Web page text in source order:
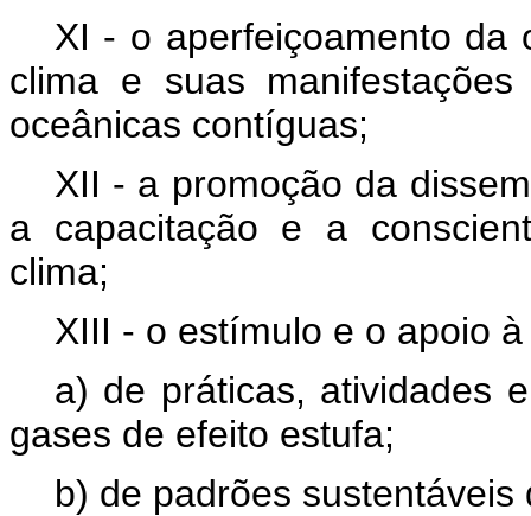
XI - o aperfeiçoamento da
clima e suas
oceânicas contíguas;
XII - a promoção da
a capacitação e a
clima;
XIII - o estímulo e o apoio
a) de práticas, atividades
gases de efeito estufa;
b) de padrões